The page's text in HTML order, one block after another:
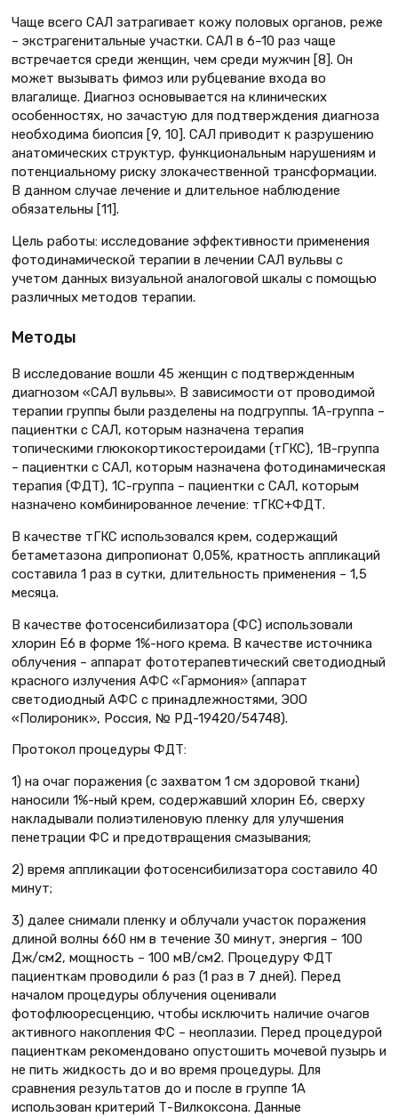
Чаще всего САЛ затрагивает кожу половых органов, реже
– экстрагенитальные участки. САЛ в 6–10 раз чаще
встречается среди женщин, чем среди мужчин [8]. Он
может вызывать фимоз или рубцевание входа во
влагалище. Диагноз основывается на клинических
особенностях, но зачастую для подтверждения диагноза
необходима биопсия [9, 10]. САЛ приводит к разрушению
анатомических структур, функциональным нарушениям и
потенциальному риску злокачественной трансформации.
В данном случае лечение и длительное наблюдение
обязательны [11].
Цель работы: исследование эффективности применения
фотодинамической терапии в лечении САЛ вульвы с
учетом данных визуальной аналоговой шкалы с помощью
различных методов терапии.
Методы
В исследование вошли 45 женщин с подтвержденным
диагнозом «САЛ вульвы». В зависимости от проводимой
терапии группы были разделены на подгруппы. 1А-группа –
пациентки с САЛ, которым назначена терапия
топическими глюкокортикостероидами (тГКС), 1В-группа
– пациентки с САЛ, которым назначена фотодинамическая
терапия (ФДТ), 1С-группа – пациентки с САЛ, которым
назначено комбинированное лечение: тГКС+ФДТ.
В качестве тГКС использовался крем, содержащий
бетаметазона дипропионат 0,05%, кратность аппликаций
составила 1 раз в сутки, длительность применения – 1,5
месяца.
В качестве фотосенсибилизатора (ФС) использовали
хлорин E6 в форме 1%-ного крема. В качестве источника
облучения – аппарат фототерапевтический светодиодный
красного излучения АФС «Гармония» (аппарат
светодиодный АФС с принадлежностями, ЭОО
«Полироник», Россия, № РД-19420/54748).
Протокол процедуры ФДТ:
1) на очаг поражения (с захватом 1 см здоровой ткани)
наносили 1%-ный крем, содержавший хлорин Е6, сверху
накладывали полиэтиленовую пленку для улучшения
пенетрации ФС и предотвращения смазывания;
2) время аппликации фотосенсибилизатора составило 40
минут;
3) далее снимали пленку и облучали участок поражения
длиной волны 660 нм в течение 30 минут, энергия – 100
Дж/см2, мощность – 100 мВ/см2. Процедуру ФДТ
пациенткам проводили 6 раз (1 раз в 7 дней). Перед
началом процедуры облучения оценивали
фотофлюоресценцию, чтобы исключить наличие очагов
активного накопления ФС – неоплазии. Перед процедурой
пациенткам рекомендовано опустошить мочевой пузырь и
не пить жидкость до и во время процедуры. Для
сравнения результатов до и после в группе 1А
использован критерий Т-Вилкоксона. Данные